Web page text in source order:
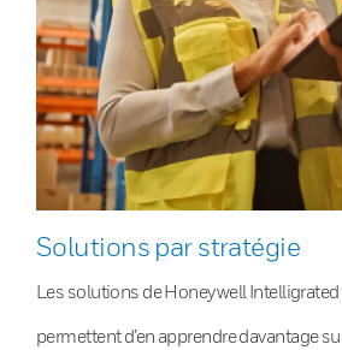
Solutions par stratégie
Les solutions de Honeywell
permettent d’en apprendre davantage